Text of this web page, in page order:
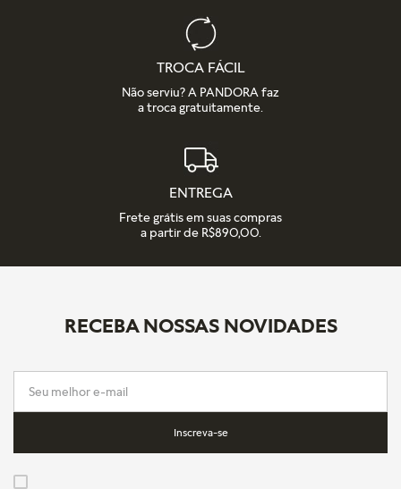
TROCA FÁCIL
Não serviu? A PANDORA faz
a troca gratuitamente.
ENTREGA
Frete grátis em suas compras
a partir de R$890,00.
RECEBA NOSSAS NOVIDADES
Inscreva-se